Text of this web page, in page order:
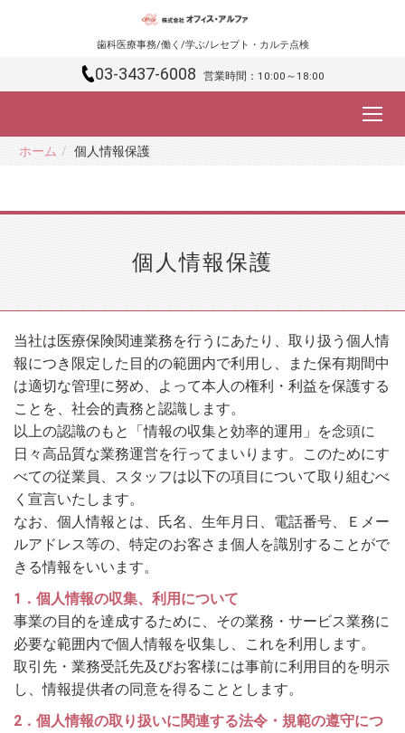
歯科医療事務/働く/学ぶ/レセプト・カルテ点検
03-3437-6008 営業時間：10:00～18:00
ホーム 個人情報保護
個人情報保護
当社は医療保険関連業務を行うにあたり、取り扱う個人情
報につき限定した目的の範囲内で利用し、また保有期間中
は適切な管理に努め、よって本人の権利・利益を保護する
ことを、社会的責務と認識します。
以上の認識のもと「情報の収集と効率的運用」を念頭に
日々高品質な業務運営を行ってまいります。このためにす
べての従業員、スタッフは以下の項目について取り組むべ
く宣言いたします。
なお、個人情報とは、氏名、生年月日、電話番号、Ｅメー
ルアドレス等の、特定のお客さま個人を識別することがで
きる情報をいいます。
1．個人情報の収集、利用について
事業の目的を達成するために、その業務・サービス業務に
必要な範囲内で個人情報を収集し、これを利用します。
取引先・業務受託先及びお客様には事前に利用目的を明示
し、情報提供者の同意を得ることとします。
2．個人情報の取り扱いに関連する法令・規範の遵守につ